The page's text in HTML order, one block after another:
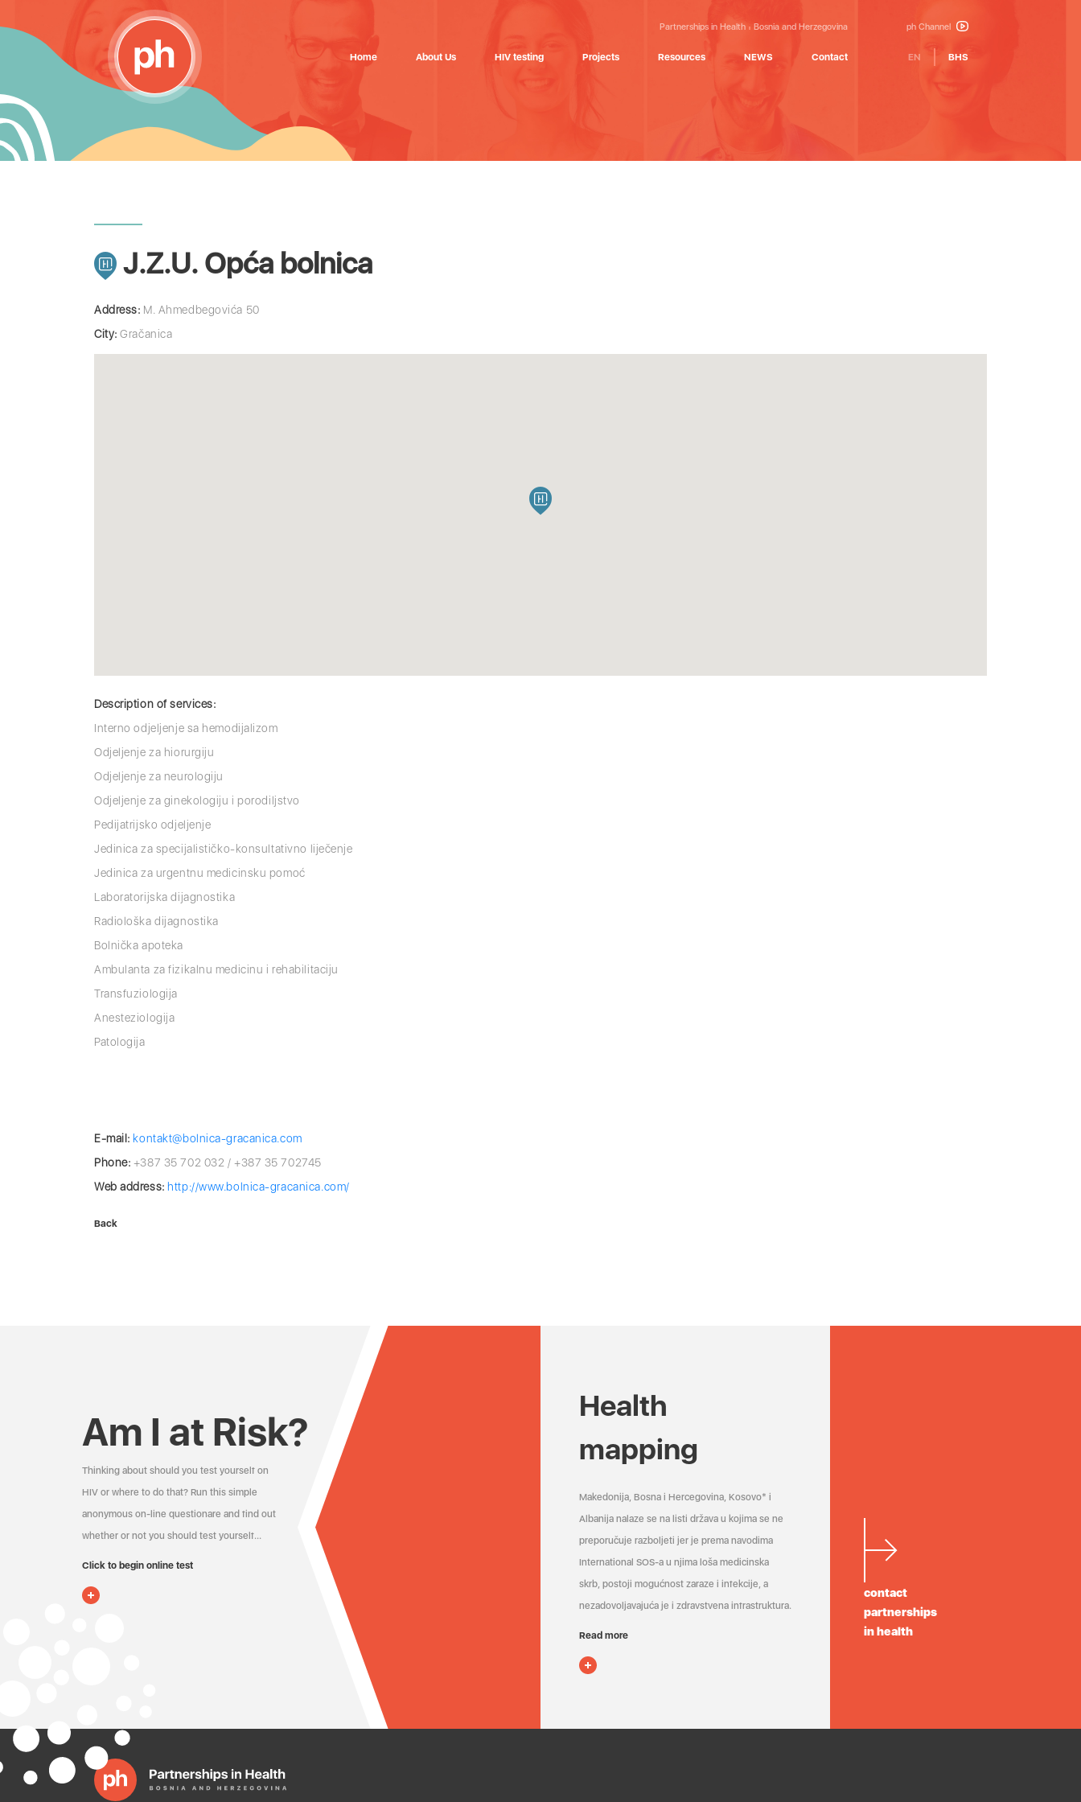
Partnerships in Health Bosnia and Herzegovina ph Channel
Home About Us HIV testing Projects Resources NEWS Contact EN BHS
J.Z.U. Opća bolnica
Address: M. Ahmedbegovića 50
City: Gračanica
Description of services:
Interno odjeljenje sa hemodijalizom
Odjeljenje za hiorurgiju
Odjeljenje za neurologiju
Odjeljenje za ginekologiju i porodiljstvo
Pedijatrijsko odjeljenje
Jedinica za specijalističko-konsultativno liječenje
Jedinica za urgentnu medicinsku pomoć
Laboratorijska dijagnostika
Radiološka dijagnostika
Bolnička apoteka
Ambulanta za fizikalnu medicinu i rehabilitaciju
Transfuziologija
Anesteziologija
Patologija
E-mail: kontakt@bolnica-gracanica.com
Phone: +387 35 702 032 / +387 35 702745
Web address: http://www.bolnica-gracanica.com/
Back
Am I at Risk?
Thinking about should you test yourself on
HIV or where to do that? Run this simple
anonymous on-line questionare and find out
whether or not you should test yourself…
Click to begin online test
Health
mapping
Makedonija, Bosna i Hercegovina, Kosovo* i
Albanija nalaze se na listi država u kojima se ne
preporučuje razboljeti jer je prema navodima
International SOS-a u njima loša medicinska
skrb, postoji mogućnost zaraze i infekcije, a
nezadovoljavajuća je i zdravstvena infrastruktura.
Read more
contact
partnerships
in health